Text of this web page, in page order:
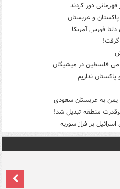
دور کردند
و عربستان
فورس آمریکا
گرفت!
فلسطین در میشیگان
نداریم
یمن به عربستان سعودی
ابرقدرت منطقه تبدیل شد!
اسرائیل بر فراز سوریه